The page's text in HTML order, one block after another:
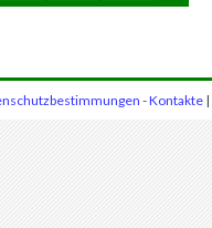
-Kontakte|